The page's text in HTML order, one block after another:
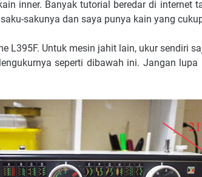
inner. Banyak tutorial beredar di internet
sakunya dan saya punya kain yang
L395F. Untuk mesin jahit lain, ukur sendiri
seperti dibawah ini. Jangan lupa